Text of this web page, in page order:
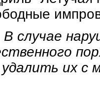
В случае
удалить их с